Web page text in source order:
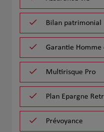
Bilan patrimonial
Garantie Homme
Multirisque Pro
Plan Epargne
Prévoyance